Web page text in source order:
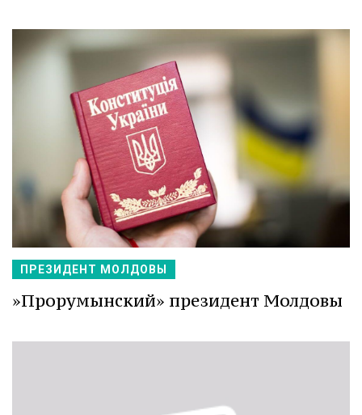
ПРЕЗИДЕНТ МОЛДОВЫ
»Прорумынский» президент Молдовы